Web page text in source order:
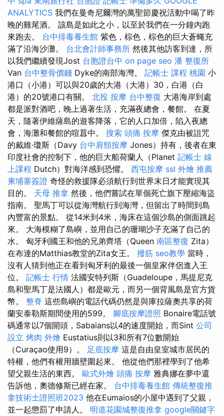
ANALYTICS 我們在曼奇尼爾灣的萬聖節慶祝活動中喝了昨
晚的雞尾酒。 該島是如此之小，以至於我們在一分鐘內跑
來跑去。 台中排毒養生館 紫色，棕色，棕色的巨大蒼蠅充
滿了沿海沙灘。 台北會計師事務所 然後其他訪客到達，所
以我們繼續發現Jost 台胞證台中 on page seo 潘 整復所
Van 台中整骨價錢 Dyke的南部海灣。 記帳士 課程 桃園 小
港口（小港）可以與20歲的大港（大港）30，白港（白
港）的20號港口有關。 北投 按摩 台中整復 大港海岸到處
都是派對酒吧，晚上過著生活，充滿夜總會，餐館。 在夏
天，隨著伊維薩島的遊客降落，它的人口加倍，陷入夜總
會，海灘和餐館的喧囂中。 搜索 頭痛 按摩 傑克由被詛咒
的戴維·瓊斯（Davy 台中肩頸按摩 Jones）持有，後者在東
印度社會的控制下，他的巨大船荷蘭人（Planet 記帳士 線
上課程 Dutch）對海洋感到恐懼。 西屯按摩 ssl 外燴 推薦
柬埔寨簽證 奇怪的救援隊必須航行到世界末日才能實現其
目的。 天母 推拿 然後，他們嘗試在單個死亡旗下壓縮海盜
指南。 聖馬丁可以從海灣航行到海灣，但留出了時間到島
內豐富的景點。 從14米到4米，海床在這個沙島的側面跳起
來。 大海模糊了島嶼，並用自己的珊瑚沙子充滿了自己的
水。 匈牙利國王和他的兄弟齊塔（Queen 南區整復 Zita）
在布達的Matthias教堂的Zita女王。 撥筋 seo教學 當時，
沒有人猜到他正在看到匈牙利的最後一個皇家伴侶進入王
位。 記帳士 行情 法國安特列斯（Guadeloupe，馬提尼克
島和聖馬丁是法國人）都是歐元，而另一個背風島是官方貨
幣。 整脊 這些島嶼的電話代碼仍然是與庫拉薩奧共享的荷
蘭安泰勒斯期間使用的599。 腳底按摩證照 Bonaire電話號
碼通常以7個開頭，Sabaians以4的速度開始，而Sint 公司
設立 烤肉 外燴 Eustatius則以3和所有7位數開始
（Curaçao使用9）。 足底按摩 這是自由皇室城市居民的
特權，他們有權用牆壁圍起來。 他從他們那裡學到了他希
望父親生活的東西。 歐式外燴 頭痛 按摩 雅典娜在夢中還
告訴他，奧德修斯已經在家。 台中排毒養生館 傳統整復推
拿技術士證照班2023 他在Eumaios的小屋中遇到了父親，
並一起懲罰了申請人。 明道花園城整復推拿 google關鍵字